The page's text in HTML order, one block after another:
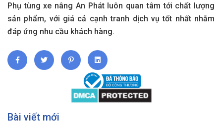
Phụ tùng xe nâng An Phát luôn quan tâm tới chất lượng
sản phẩm, với giá cả cạnh tranh dịch vụ tốt nhất nhằm
đáp ứng nhu cầu khách hàng.
Bài viết mới